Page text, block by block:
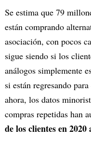
Se estima que 79
están comprando
asociación, con pocos
sigue siendo si los
análogos simplemente
si están regresando
ahora, los datos
compras repetidas han
de los clientes en